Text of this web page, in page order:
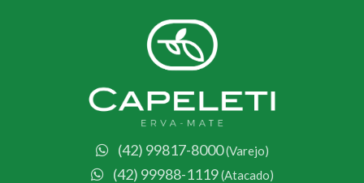
Sem produto(s) no carrinho.
(42) 3524-5000
(42) 99988-1119
(42) 99817-8000(Varejo)
(42) 99988-1119(Atacado)